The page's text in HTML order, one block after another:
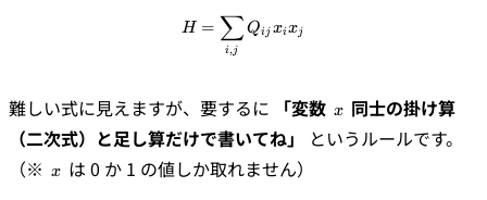
H = \sum_{i,j} Q_{ij} x_i x_j
H =
i, j
∑ Qij xixj
難しい式に見えますが、要するに 「変数 x 同士の掛け算
（二次式）と足し算だけで書いてね」
というルールです。
（※
x は 0 か 1 の値しか取れません）